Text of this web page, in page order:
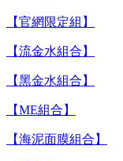
【8/4-8/
【官網限定組】
【流金水組合】
【黑金水組合】
【ME組合】
【海泥面膜組合】